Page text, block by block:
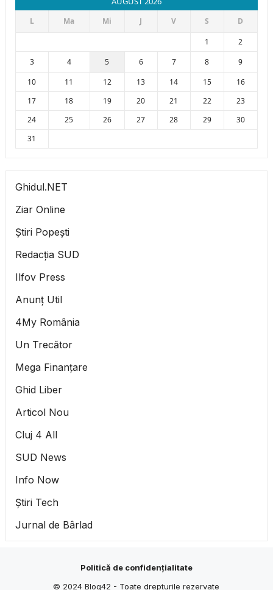
L Ma Mi J V S
D
1
2
3
4 5 6 7 8
9
10
11 12 13 14 15
16
17
18 19 20 21 22
23
24
25 26 27 28 29
30
31
Ghidul.NET
Ziar Online
Știri Popești
Redacția SUD
Ilfov Press
Anunț Util
4My România
Un Trecător
Mega Finanțare
Ghid Liber
Articol Nou
Cluj 4 All
SUD News
Info Now
Știri Tech
Jurnal de Bârlad
Politică de confidențialitate
© 2024Blog42 - Toate drepturile rezervate